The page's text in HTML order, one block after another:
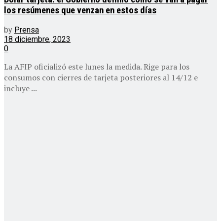
los resúmenes que venzan en estos días
by Prensa
18 diciembre, 2023
0
La AFIP oficializó este lunes la medida. Rige para los
consumos con cierres de tarjeta posteriores al 14/12 e
incluye ...